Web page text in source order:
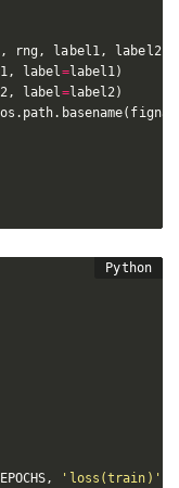
, rng , label1 , label2
, label =label1 )
, label =label2 )
os . path. basename(
EPOCHS, 'loss(train)'